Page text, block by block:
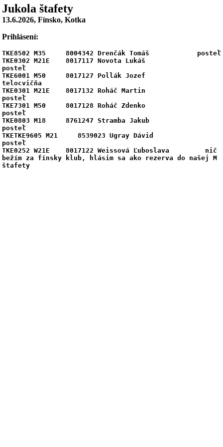
Jukola štafety
13.6.2026, Fínsko, Kotka
Prihlásení:
TKE8502 M35     8004342 Drenčák Tomáš            posteľ
TKE0302 M21E    8017117 Novota Lukáš
posteľ
TKE6001 M50     8017127 Pollák Jozef
telocvičňa
TKE0301 M21E    8017132 Roháč Martin
posteľ
TKE7301 M50     8017128 Roháč Zdenko
posteľ
TKE0803 M18     8761247 Stramba Jakub
posteľ
TKETKE9605 M21     8539023 Ugray Dávid
posteľ
TKE0252 W21E    8017122 Weissová Ľuboslava         nič
bežím za fínsky klub, hlásim sa ako rezerva do našej M
štafety